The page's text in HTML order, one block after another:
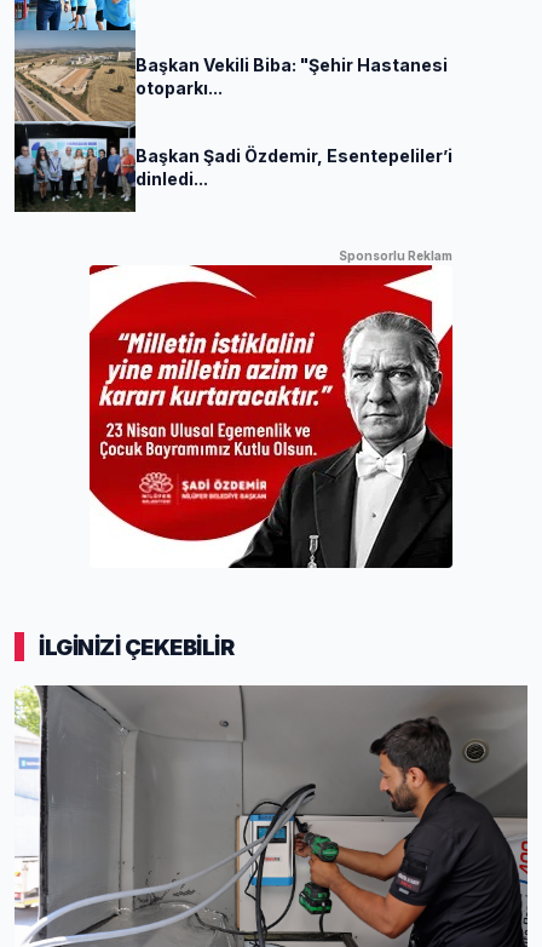
Başkan Vekili Biba: "Şehir Hastanesi
otoparkı...
Başkan Şadi Özdemir, Esentepeliler’i
dinledi...
Sponsorlu Reklam
İLGİNİZİ ÇEKEBİLİR